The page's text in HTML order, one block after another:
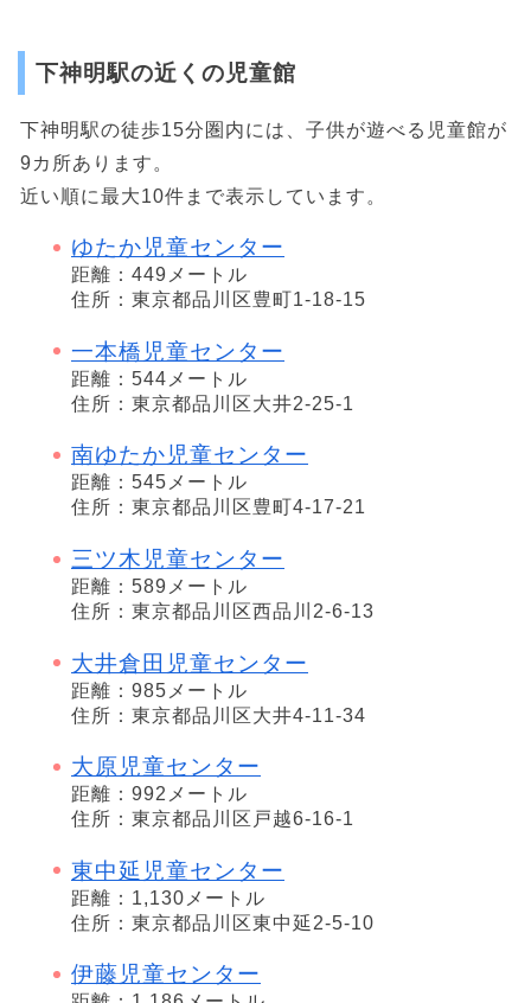
下神明駅の近くの児童館
下神明駅の徒歩15分圏内には、子供が遊べる児童館が
9カ所あります。
近い順に最大10件まで表示しています。
ゆたか児童センター
距離：449メートル
住所：東京都品川区豊町1-18-15
一本橋児童センター
距離：544メートル
住所：東京都品川区大井2-25-1
南ゆたか児童センター
距離：545メートル
住所：東京都品川区豊町4-17-21
三ツ木児童センター
距離：589メートル
住所：東京都品川区西品川2-6-13
大井倉田児童センター
距離：985メートル
住所：東京都品川区大井4-11-34
大原児童センター
距離：992メートル
住所：東京都品川区戸越6-16-1
東中延児童センター
距離：1,130メートル
住所：東京都品川区東中延2-5-10
伊藤児童センター